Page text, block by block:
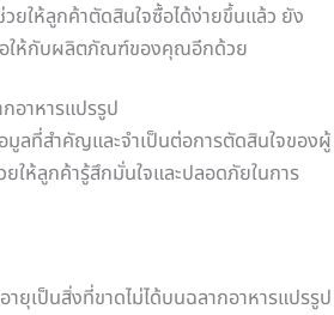
ยให้ลูกค้าตัดสินใจซื้อได้ง่ายขึ้นแล้ว ยัง
อให้กับผลิตภัณฑ์ของคุณอีกด้วย
อาหารแปรรูป
มูลที่สำคัญและจำเป็นต่อการตัดสินใจของผู้
ยให้ลูกค้ารู้สึกมั่นใจและปลอดภัยในการ
ยุเป็นสิ่งที่ขาดไม่ได้บนฉลากอาหารแปรรูป